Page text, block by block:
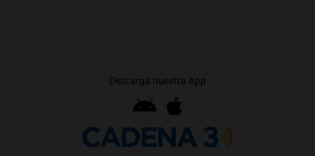
Descargá nuestra App